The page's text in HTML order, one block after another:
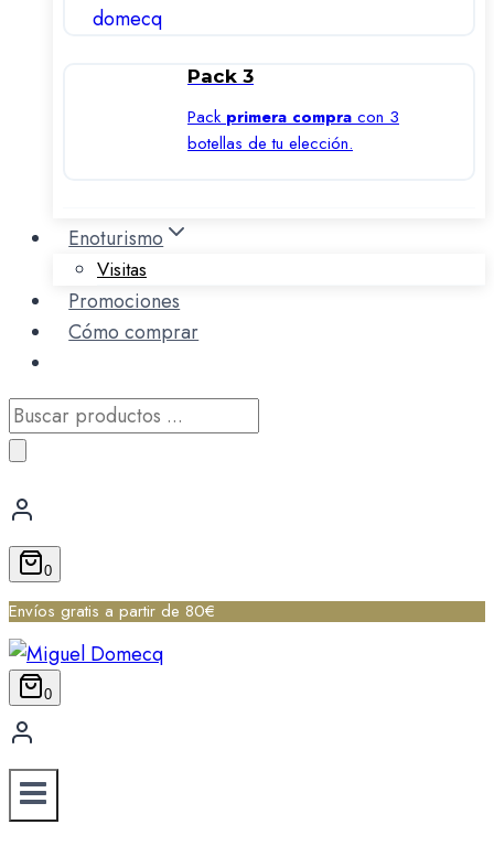
Pack 3
Pack primera compra con 3
botellas de tu elección.
Enoturismo
Visitas
Promociones
Cómo comprar
Búsqueda
de
0
Envíos gratis a partir de 80€
0